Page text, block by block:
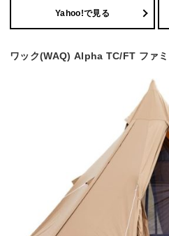
Yahoo!で見る
ワック(WAQ) Alpha TC/FT ファ